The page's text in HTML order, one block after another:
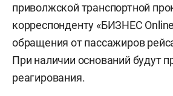
приволжской транспортной
корреспонденту «БИЗНЕС
обращения от пассажиров
При наличии оснований будут
реагирования.